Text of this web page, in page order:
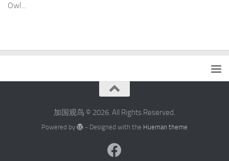
Owl...
加国观鸟 © 2026. All Rights Reserved.
Powered by - Designed with the Hueman theme